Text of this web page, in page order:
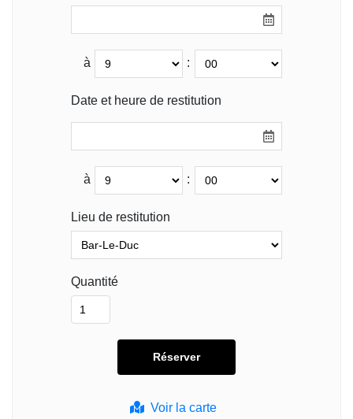
Voir la carte
à :
Date et heure de restitution
à :
Lieu de restitution
Quantité